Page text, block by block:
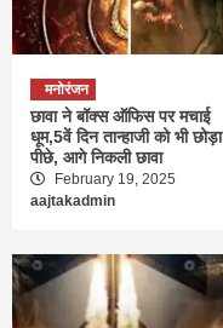
मनोरंजन
छावा ने बॉक्स ऑफिस पर मचाई
धूम,5वें दिन तान्हाजी को भी छोड़ा
पीछे, आगे निकली छावा
February 19, 2025
aajtakadmin